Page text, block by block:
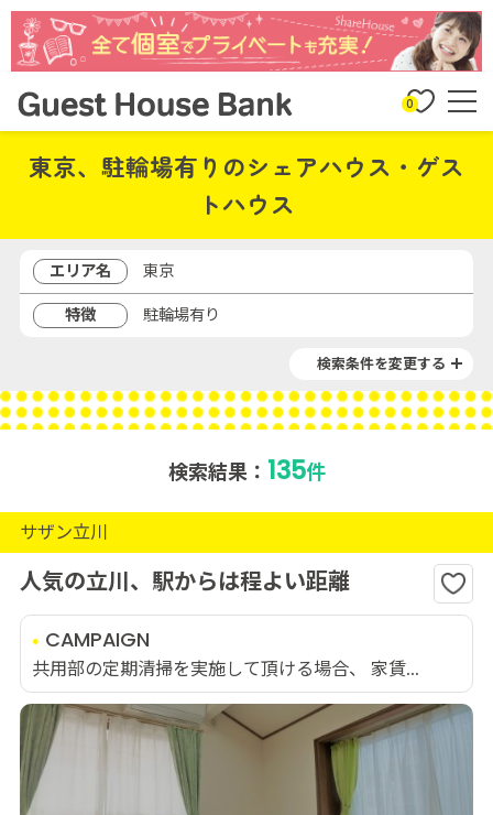
0
東京、駐輪場有りのシェアハウス・ゲス
トハウス
エリア名
東京
特徴
駐輪場有り
検索条件を変更する
検索結果： 135件
サザン立川
人気の立川、駅からは程よい距離
CAMPAIGN
共用部の定期清掃を実施して頂ける場合、 家賃...